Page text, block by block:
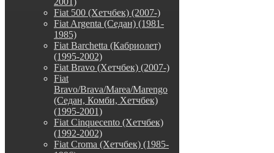
Fiat 500 (Хетчбек) (2007-)
Fiat Argenta (Седан) (1981-
1985)
Fiat Barchetta (Кабриолет)
(1995-2002)
Fiat Bravo (Хетчбек) (2007-)
Fiat
Bravo/Brava/Marea/Marengo
(Седан, Комби, Хетчбек)
(1995-2001)
Fiat Cinquecento (Хетчбек)
(1992-2002)
Fiat Croma (Хетчбек) (1985-